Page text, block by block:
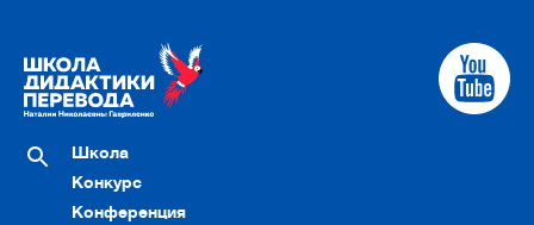
Школа
Конкурс
Конференция